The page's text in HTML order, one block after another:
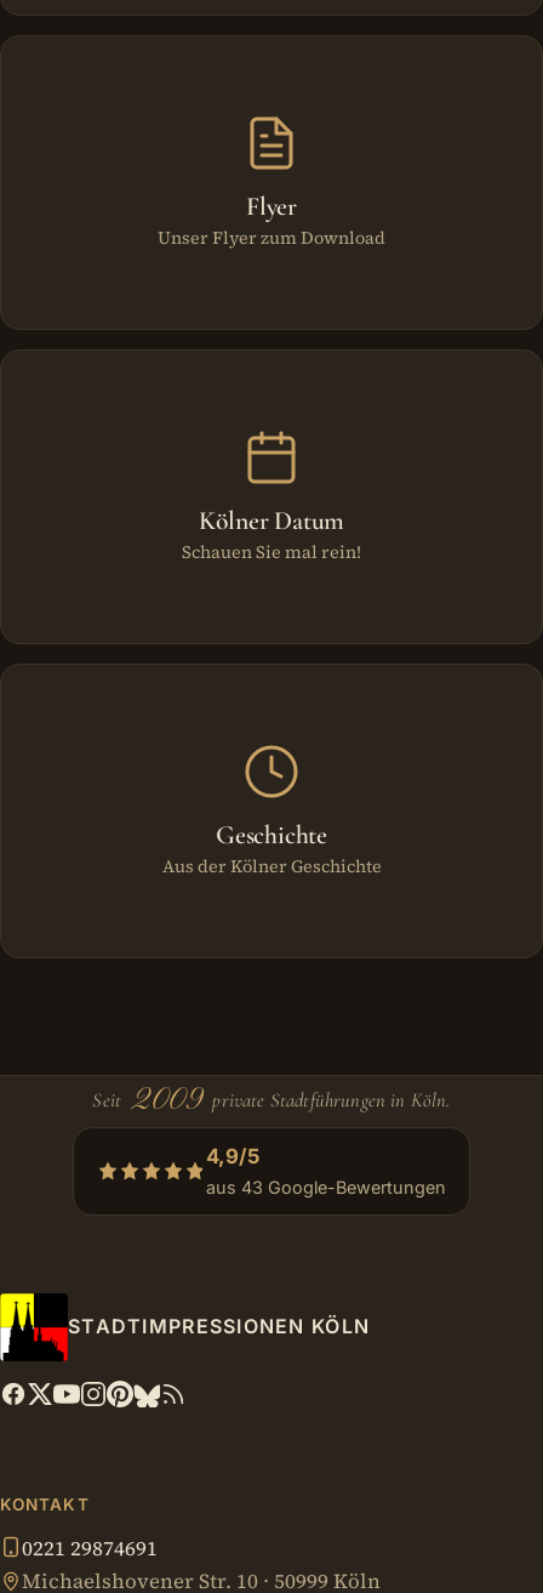
Flyer
Unser Flyer zum Download
Kölner Datum
Schauen Sie mal rein!
Geschichte
Aus der Kölner Geschichte
Seit 2009 private Stadtführungen in Köln.
4,9/5
aus 43 Google-Bewertungen
STADTIMPRESSIONEN KÖLN
KONTAKT
0221 29874691
Michaelshovener Str. 10 · 50999 Köln